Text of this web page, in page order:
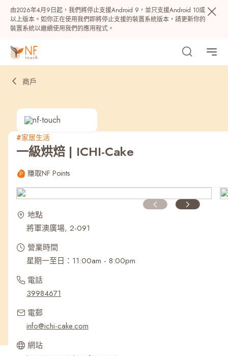
由2026年4月9日起，我們將停止支援Android 9，並只支援Android 10或
以上版本。如你正在使用我們即將停止支援的裝置系統版本，請更新你的
裝置系統以繼續使用我們的應用程式。
最近搜尋紀錄
商戶
#家居生活
一級烘焙 | ICHI-Cake
賺取NF Points
地點
將軍澳廣場, 2-091
營業時間
星期一至日：11:00am - 8:00pm
電話
39984671
電郵
info@ichi-cake.com
網站